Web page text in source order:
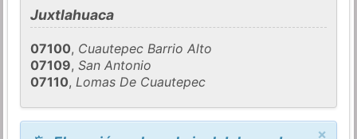
Juxtlahuaca
07100, Cuautepec Barrio Alto
07109,San Antonio
07110,Lomas De Cuautepec
×